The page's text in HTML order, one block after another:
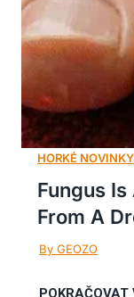
Fungus
From A